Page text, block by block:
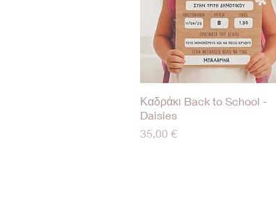
Γρήγορη προβολή
Καδράκι Back to School -
Daisies
Τιμή
35,00 €